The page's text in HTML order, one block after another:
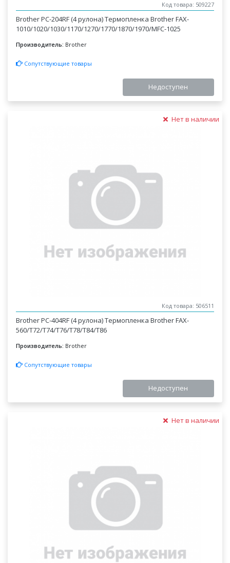
Код товара: 509227
Brother PC-204RF (4 рулона) Термопленка Brother FAX-
1010/1020/1030/1170/1270/1770/1870/1970/MFC-1025
Производитель: Brother
Сопутствующие товары
Недоступен
Нет в наличии
Код товара: 506511
Brother PC-404RF (4 рулона) Термопленка Brother FAX-
560/T72/T74/T76/T78/T84/T86
Производитель: Brother
Сопутствующие товары
Недоступен
Нет в наличии